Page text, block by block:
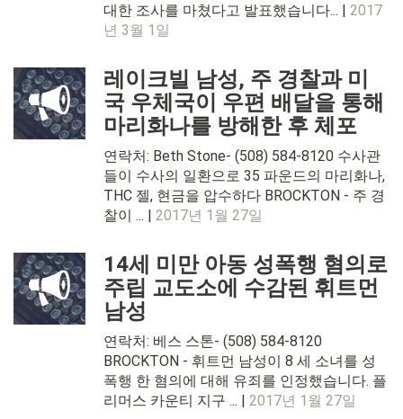
대한 조사를 마쳤다고 발표했습니다... | 2017
년 3월 1일
레이크빌 남성, 주 경찰과 미
국 우체국이 우편 배달을 통해
마리화나를 방해한 후 체포
연락처: Beth Stone- (508) 584-8120 수사관
들이 수사의 일환으로 35 파운드의 마리화나,
THC 젤, 현금을 압수하다 BROCKTON - 주 경
찰이 ... | 2017년 1월 27일
14세 미만 아동 성폭행 혐의로
주립 교도소에 수감된 휘트먼
남성
연락처: 베스 스톤- (508) 584-8120
BROCKTON - 휘트먼 남성이 8 세 소녀를 성
폭행 한 혐의에 대해 유죄를 인정했습니다. 플
리머스 카운티 지구 ... | 2017년 1월 27일